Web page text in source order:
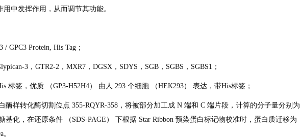
中发挥作用，从而调节其功能。
/ GPC3 Protein, His Tag；
3，GTR2-2，MXR7，DGSX，SDYS，SGB，SGBS，SGBS1；
标签，优质 （GP3-H52H4） 由人 293 个细胞 （HEK293） 表达，带His标签；
酶样转化酶切割位点 355-RQYR-358，将被部分加工成 N 端和 C 端片段，计算的分子量分别为
基化，在还原条件 （SDS-PAGE） 下根据 Star Ribbon 预染蛋白标记物校准时，蛋白质迁移为